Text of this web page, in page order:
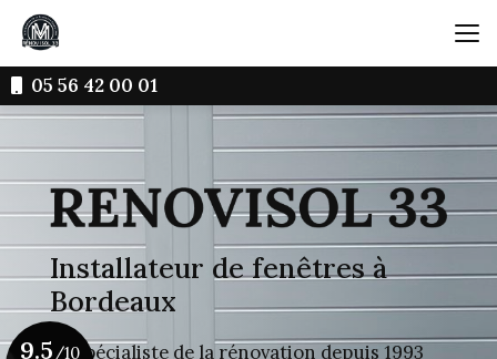
Aller
contenu
principal05 56 42 00 01
Installateur de fenêtres à
Bordeaux
Le spécialiste de la rénovation depuis 1993
9.5 /10